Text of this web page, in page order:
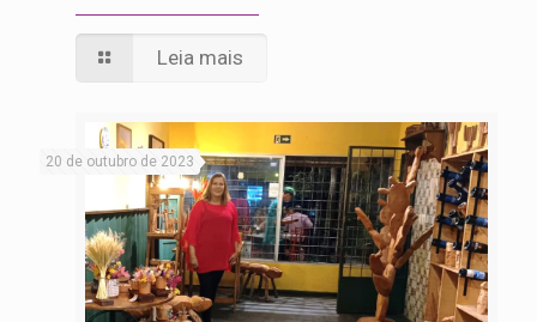
Leia mais
20 de outubro de 2023